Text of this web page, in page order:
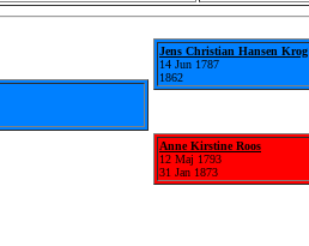
Jens Christian Hansen Krog
14 Jun 1787
1862
Anne Kirstine Roos
12 Maj 1793
31 Jan 1873